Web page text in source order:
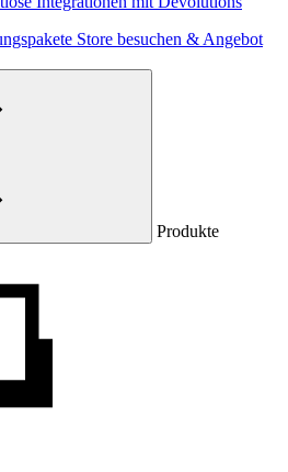
Store besuchen & Angebot
Produkte